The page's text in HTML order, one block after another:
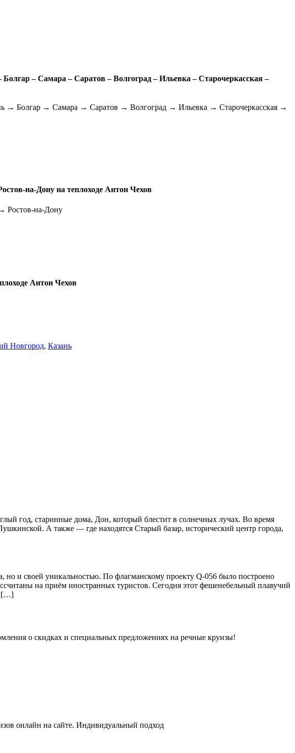
– Самара – Саратов – Волгоград – Ильевка – Старочеркасская –
Болгар → Самара → Саратов → Волгоград → Ильевка → Старочеркасская →
на-Дону на теплоходе Антон Чехов
Ростов-на-Дону
Антон Чехов
Новгород, Казань
год, старинные дома, Дон, который блестит в солнечных лучах. Во время
А также — где находятся Старый базар, исторический центр города,
и своей уникальностью. По флагманскому проекту Q-056 было построено
на приём иностранных туристов. Сегодня этот фешенебельный плавучий
[…]
о скидках и специальных предложениях на речные круизы!
онлайн на сайте. Индивидуальный подход